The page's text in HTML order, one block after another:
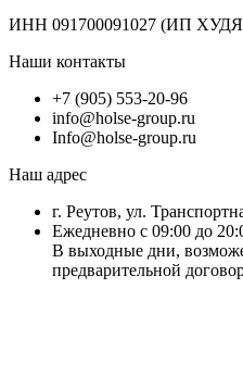
ИНН 091700091027 (ИП
Наши контакты
+7 (905) 553-20-96
info@holse-group.ru
Info@holse-group.ru
Наш адрес
г. Реутов, ул.
Ежедневно с 09:00 до
В выходные дни,
предварительной